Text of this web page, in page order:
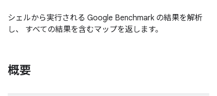
シェルから実行される Google Benchmark の結果を解析
し、 すべての結果を含むマップを返します。
概要